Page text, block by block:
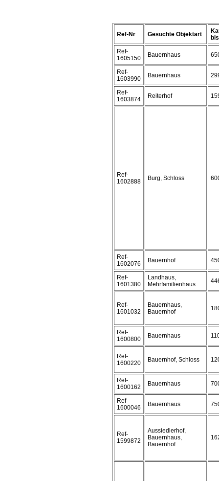
Ref-Nr Gesuchte Objektart
Ref-
1605150
Bauernhaus
Ref-
1603990
Bauernhaus
Ref-
1603874
Reiterhof
Ref-
1602888
Burg, Schloss
Ref-
1602076
Bauernhof
Ref-
1601380
Landhaus,
Mehrfamilienhaus
Ref-
1601032
Bauernhaus,
Bauernhof
Ref-
1600800
Bauernhaus
Ref-
1600220
Bauernhof, Schloss
Ref-
1600162
Bauernhaus
Ref-
1600046
Bauernhaus
Ref-
1599872
Aussiedlerhof,
Bauernhaus,
Bauernhof